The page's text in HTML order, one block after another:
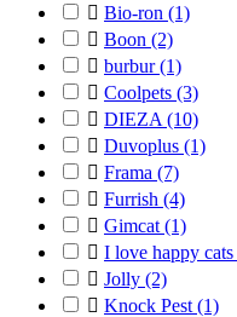
 Bio-ron (1)
 Boon (2)
 burbur(1)
 Coolpets (3)
 DIEZA (10)
 Duvoplus (1)
 Frama (7)
 Furrish (4)
 Gimcat (1)
 I love happy cats
 Jolly (2)
 Knock Pest (1)